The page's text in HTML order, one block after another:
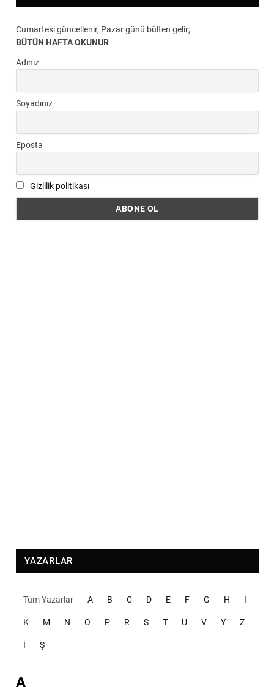
Cumartesi güncellenir, Pazar günü bülten gelir;
BÜTÜN HAFTA OKUNUR
Adınız
Soyadınız
Eposta
Gizlilik politikası
YAZARLAR
Tüm Yazarlar A B C D E F G H I
K M N O P R S T U V Y Z
İ Ş
A